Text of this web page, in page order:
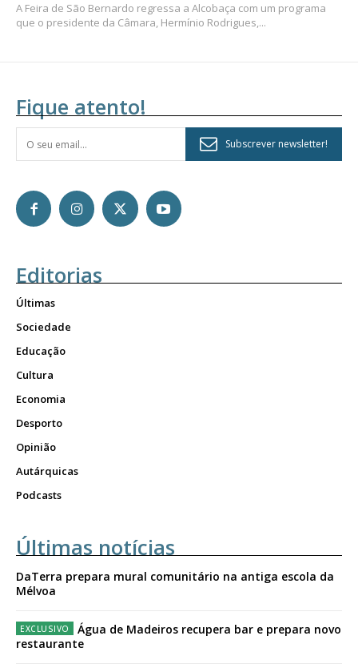
A Feira de São Bernardo regressa a Alcobaça com um programa
que o presidente da Câmara, Hermínio Rodrigues,...
Fique atento!
Subscrever newsletter!
Editorias
Últimas
Sociedade
Educação
Cultura
Economia
Desporto
Opinião
Autárquicas
Podcasts
Últimas notícias
DaTerra prepara mural comunitário na antiga escola da
Mélvoa
Água de Madeiros recupera bar e prepara novo
restaurante